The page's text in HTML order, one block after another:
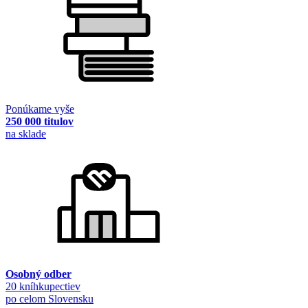
Ponúkame vyše
250 000 titulov
na sklade
Osobný odber
20 kníhkupectiev
po celom Slovensku